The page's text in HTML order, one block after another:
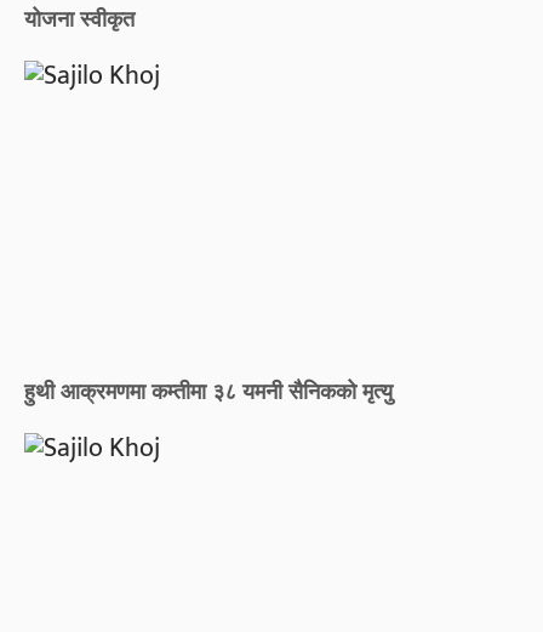
योजना स्वीकृत
हुथी आक्रमणमा कम्तीमा ३८ यमनी सैनिकको मृत्यु